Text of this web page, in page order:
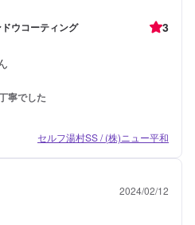
ウコーティング 3
寧でした
セルフ湯村SS / (株)ニュー平和
2024/02/12